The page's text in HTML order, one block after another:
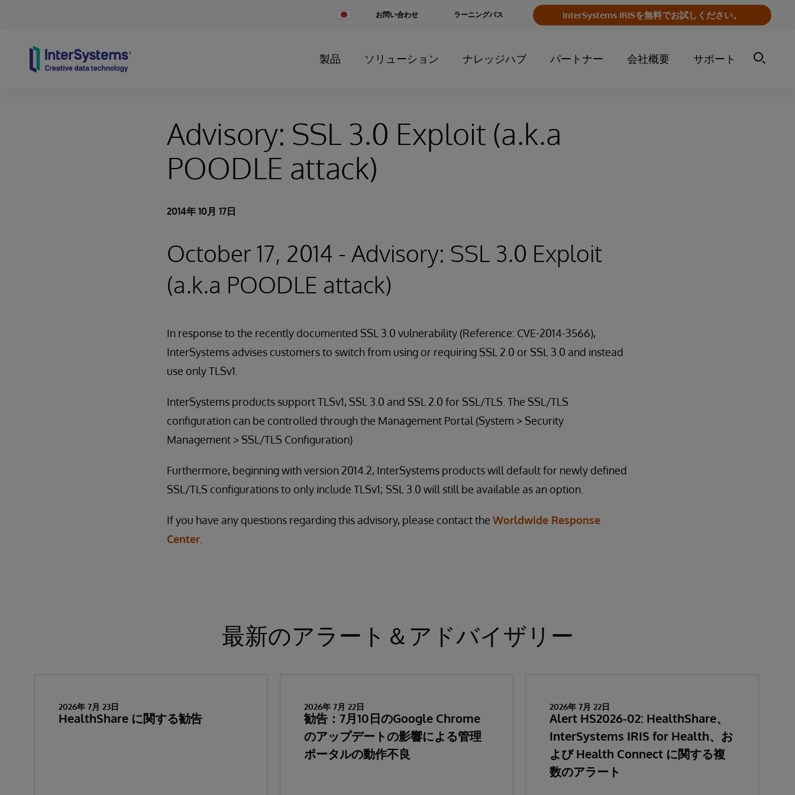
Change
お問い合わせ InterSystems IRISを無料でお試しください。
ラーニングパス
製品 ソリューション ナレッジハブ パートナー 会社概要 サポート
Advisory: SSL 3.0 Exploit (a.k.a
POODLE attack)
2014年 10月 17日
October 17, 2014 - Advisory: SSL 3.0 Exploit
(a.k.a POODLE attack)
In response to the recently documented SSL 3.0 vulnerability (Reference: CVE-2014-3566),
InterSystems advises customers to switch from using or requiring SSL 2.0 or SSL 3.0 and instead
use only TLSv1.
InterSystems products support TLSv1, SSL 3.0 and SSL 2.0 for SSL/TLS. The SSL/TLS
configuration can be controlled through the Management Portal (System > Security
Management > SSL/TLS Configuration)
Furthermore, beginning with version 2014.2, InterSystems products will default for newly defined
SSL/TLS configurations to only include TLSv1; SSL 3.0 will still be available as an option.
If you have any questions regarding this advisory, please contact the Worldwide Response
Center
最新のアラート＆アドバイザリー
2026年 7月 23日
HealthShare に関する勧告
2026年 7月 22日
勧告：7月10日のGoogle Chrome
のアップデートの影響による管理
ポータルの動作不良
2026年 7月 22日
Alert HS2026-02: HealthShare、
InterSystems IRIS for Health、お
よび Health Connect に関する複
数のアラート